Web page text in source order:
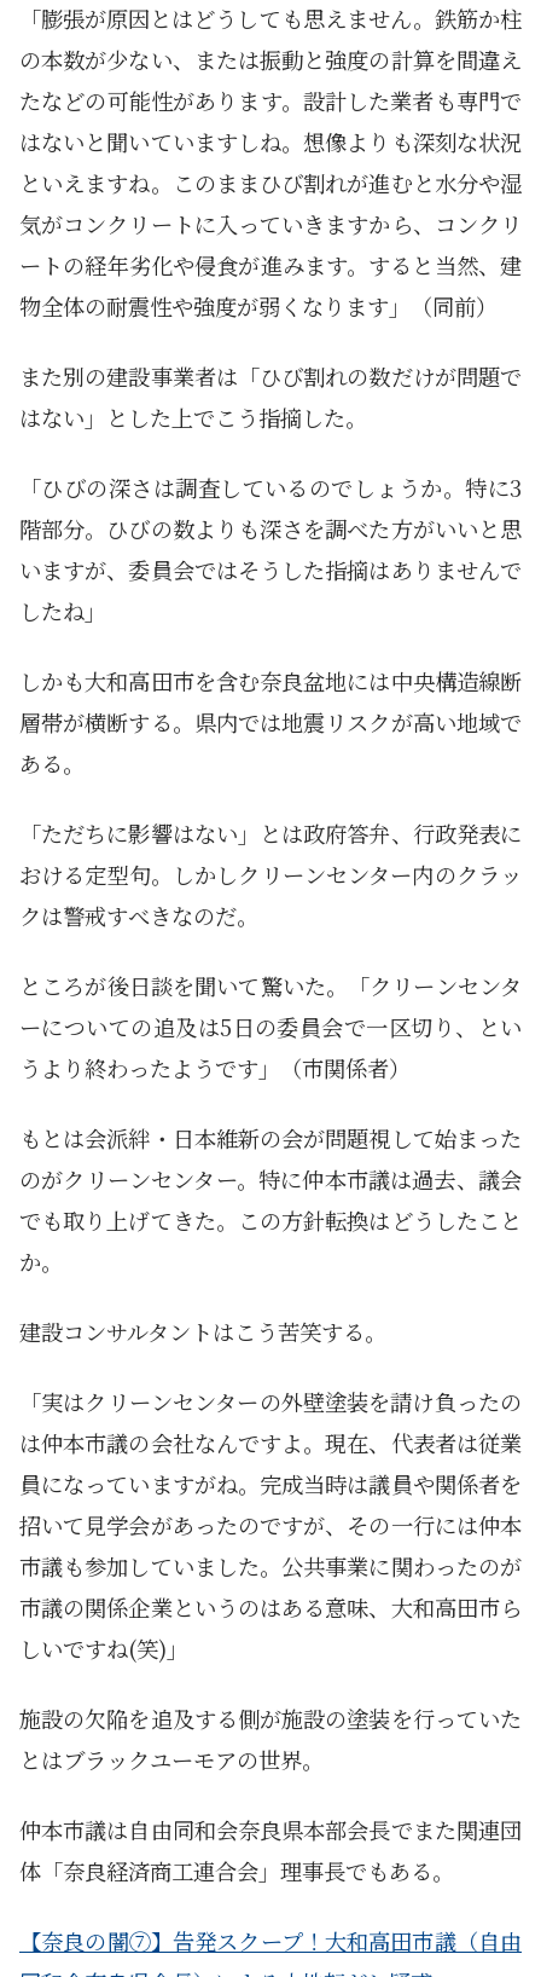
「膨張が原因とはどうしても思えません。鉄筋か柱
の本数が少ない、または振動と強度の計算を間違え
たなどの可能性があります。設計した業者も専門で
はないと聞いていますしね。想像よりも深刻な状況
といえますね。このままひび割れが進むと水分や湿
気がコンクリートに入っていきますから、コンクリ
ートの経年劣化や侵食が進みます。すると当然、建
物全体の耐震性や強度が弱くなります」（同前）
また別の建設事業者は「ひび割れの数だけが問題で
はない」とした上でこう指摘した。
「ひびの深さは調査しているのでしょうか。特に3
階部分。ひびの数よりも深さを調べた方がいいと思
いますが、委員会ではそうした指摘はありませんで
したね」
しかも大和高田市を含む奈良盆地には中央構造線断
層帯が横断する。県内では地震リスクが高い地域で
ある。
「ただちに影響はない」とは政府答弁、行政発表に
おける定型句。しかしクリーンセンター内のクラッ
クは警戒すべきなのだ。
ところが後日談を聞いて驚いた。「クリーンセンタ
ーについての追及は5日の委員会で一区切り、とい
うより終わったようです」（市関係者）
もとは会派絆・日本維新の会が問題視して始まった
のがクリーンセンター。特に仲本市議は過去、議会
でも取り上げてきた。この方針転換はどうしたこと
か。
建設コンサルタントはこう苦笑する。
「実はクリーンセンターの外壁塗装を請け負ったの
は仲本市議の会社なんですよ。現在、代表者は従業
員になっていますがね。完成当時は議員や関係者を
招いて見学会があったのですが、その一行には仲本
市議も参加していました。公共事業に関わったのが
市議の関係企業というのはある意味、大和高田市ら
しいですね(笑)」
施設の欠陥を追及する側が施設の塗装を行っていた
とはブラックユーモアの世界。
仲本市議は自由同和会奈良県本部会長でまた関連団
体「奈良経済商工連合会」理事長でもある。
【奈良の闇⑦】告発スクープ！大和高田市議（自由